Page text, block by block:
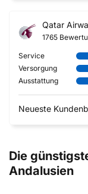
Qatar
1765
Service
Versorgung
Ausstattung
Neueste
Die
Andalusien